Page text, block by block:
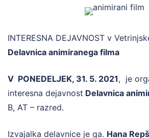
INTERESNA DEJAVNOST v
Delavnica animiranega filma
V PONEDELJEK, 31. 5. 2021, je
interesna dejavnost Delavnica
B, AT – razred.
Izvajalka delavnice je ga. Hana